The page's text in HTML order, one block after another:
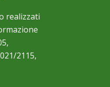
realizzati
2115,